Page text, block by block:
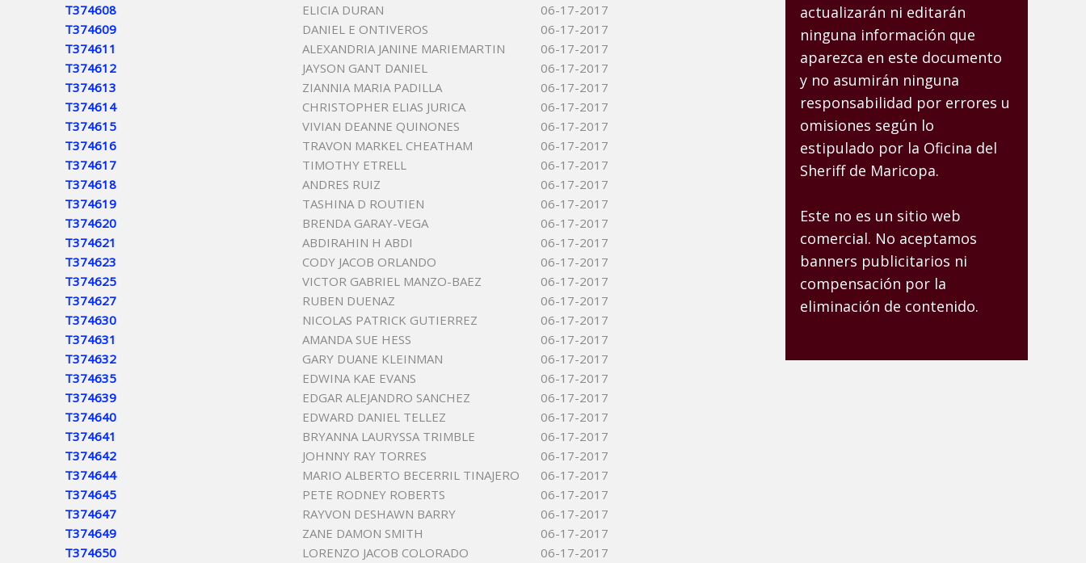
T374608
ELICIA DURAN
06-17-2017
T374609
DANIEL E ONTIVEROS
06-17-2017
T374611
ALEXANDRIA JANINE MARIEMARTIN
06-17-2017
T374612
JAYSON GANT DANIEL
06-17-2017
T374613
ZIANNIA MARIA PADILLA
06-17-2017
T374614
CHRISTOPHER ELIAS JURICA
06-17-2017
T374615
VIVIAN DEANNE QUINONES
06-17-2017
T374616
TRAVON MARKEL CHEATHAM
06-17-2017
T374617
TIMOTHY ETRELL
06-17-2017
T374618
ANDRES RUIZ
06-17-2017
T374619
TASHINA D ROUTIEN
06-17-2017
T374620
BRENDA GARAY-VEGA
06-17-2017
T374621
ABDIRAHIN H ABDI
06-17-2017
T374623
CODY JACOB ORLANDO
06-17-2017
T374625
VICTOR GABRIEL MANZO-BAEZ
06-17-2017
T374627
RUBEN DUENAZ
06-17-2017
T374630
NICOLAS PATRICK GUTIERREZ
06-17-2017
T374631
AMANDA SUE HESS
06-17-2017
T374632
GARY DUANE KLEINMAN
06-17-2017
T374635
EDWINA KAE EVANS
06-17-2017
T374639
EDGAR ALEJANDRO SANCHEZ
06-17-2017
T374640
EDWARD DANIEL TELLEZ
06-17-2017
T374641
BRYANNA LAURYSSA TRIMBLE
06-17-2017
T374642
JOHNNY RAY TORRES
06-17-2017
T374644
MARIO ALBERTO BECERRIL TINAJERO
06-17-2017
T374645
PETE RODNEY ROBERTS
06-17-2017
T374647
RAYVON DESHAWN BARRY
06-17-2017
T374649
ZANE DAMON SMITH
06-17-2017
T374650
LORENZO JACOB COLORADO
06-17-2017
actualizarán ni editarán
ninguna información que
aparezca en este documento
y no asumirán ninguna
responsabilidad por errores u
omisiones según lo
estipulado por la Oficina del
Sheriff de Maricopa.
Este no es un sitio web
comercial. No aceptamos
banners publicitarios ni
compensación por la
eliminación de contenido.